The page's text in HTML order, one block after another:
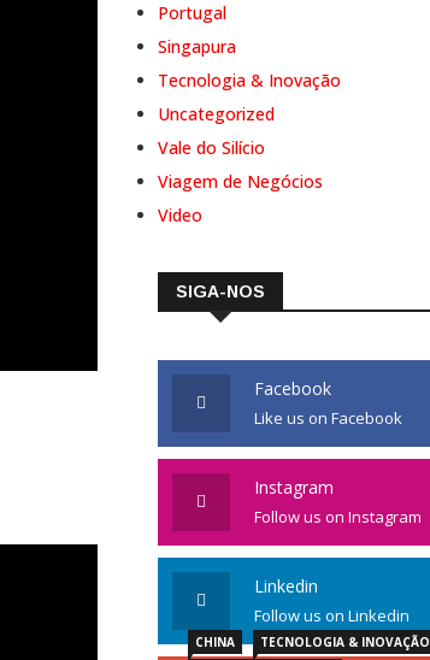
Portugal
Singapura
Tecnologia & Inovação
Uncategorized
Vale do Silício
Viagem de Negócios
Video
SIGA-NOS
Facebook
Like us on Facebook
Instagram
Follow us on Instagram
Linkedin
Follow us on Linkedin
CHINA
TECNOLOGIA & INOVAÇÃO